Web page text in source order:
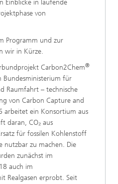
Einblicke in laufende
von
Programm und zur
wir in Kürze.
Carbon2Chem®
Bundesministerium für
Raumfahrt – technische
von Carbon Capture and
arbeitet ein Konsortium aus
daran, CO₂ aus
für fossilen Kohlenstoff
nutzbar zu machen. Die
zunächst im
auch im
Realgasen erprobt. Seit